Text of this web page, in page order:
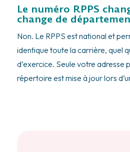
Le numéro RPPS
change de
Non. Le RPPS est national et
identique toute la carrière, quel
d’exercice. Seule votre adresse
répertoire est mise à jour lors